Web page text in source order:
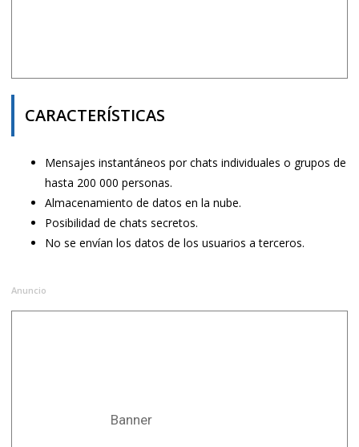
CARACTERÍSTICAS
Mensajes instantáneos por chats individuales o grupos de
hasta 200 000 personas.
Almacenamiento de datos en la nube.
Posibilidad de chats secretos.
No se envían los datos de los usuarios a terceros.
Anuncio
Banner